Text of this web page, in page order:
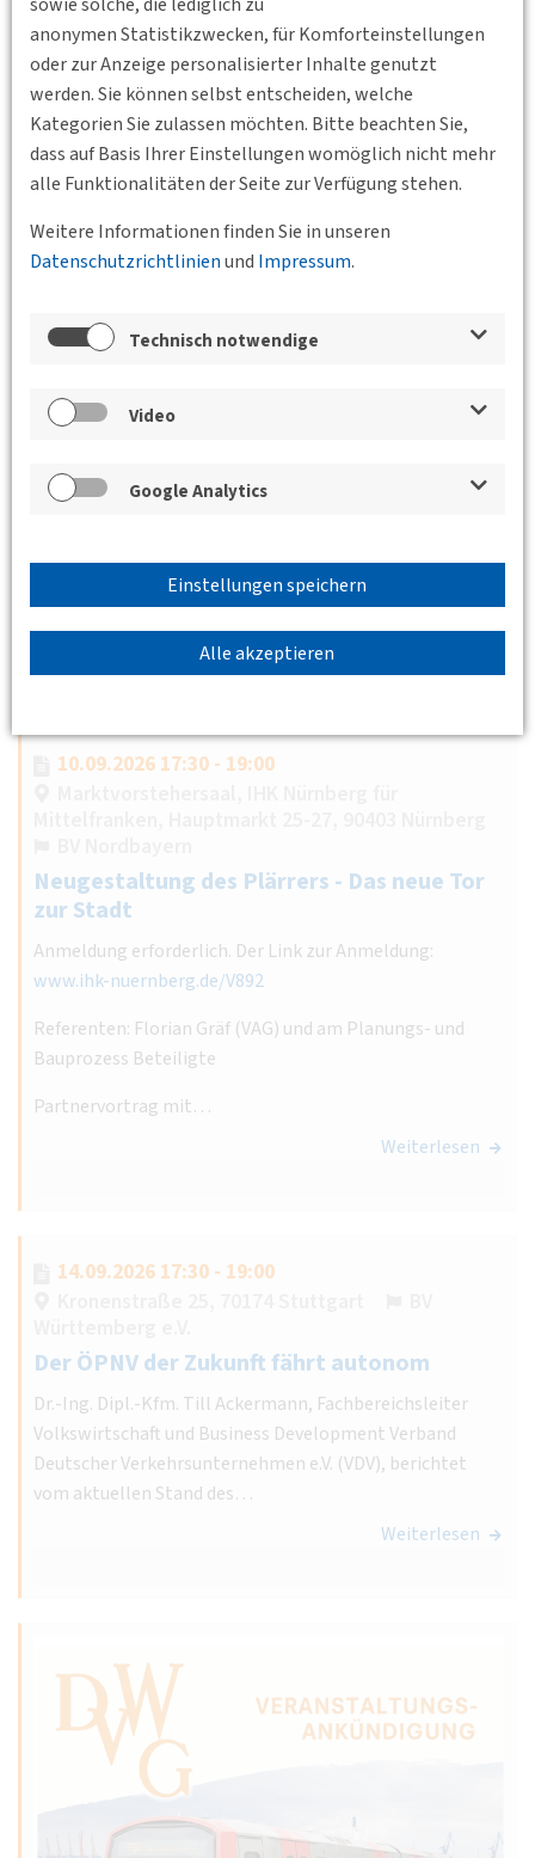
anonymen Statistikzwecken, für Komforteinstellungen
oder zur Anzeige personalisierter Inhalte genutzt
werden. Sie können selbst entscheiden, welche
Kategorien Sie zulassen möchten. Bitte beachten Sie,
dass auf Basis Ihrer Einstellungen womöglich nicht mehr
alle Funktionalitäten der Seite zur Verfügung stehen.
Weitere Informationen finden Sie in unseren
Datenschutzrichtlinienund Impressum.
Technisch notwendige
Video
Google Analytics
Einstellungen speichern
Alle akzeptieren
10.09.2026 17:00
freiRaum Ottensen: Innovative
Stadtteil
Mit dem Projekt freiRaum Ottensen verfolgt die Freie und
zu gestalten und die Aufenthaltsqualität im Stadtteil zu
Weiterlesen
10.09.2026 17:30 - 19:00
Neugestaltung des Plärrers - Das neue Tor
zur Stadt
Anmeldung erforderlich. Der Link zur Anmeldung:
www.ihk-nuernberg.de/V892
Referenten: Florian Gräf (VAG) und am Planungs- und
Bauprozess Beteiligte
Partnervortrag mit…
Weiterlesen
14.09.2026 17:30 - 19:00
Der ÖPNV der Zukunft fährt autonom
Dr.-Ing. Dipl.-Kfm. Till Ackermann, Fachbereichsleiter
Volkswirtschaft und Business Development Verband
Deutscher Verkehrsunternehmen e.V. (VDV), berichtet
vom aktuellen Stand des…
Weiterlesen